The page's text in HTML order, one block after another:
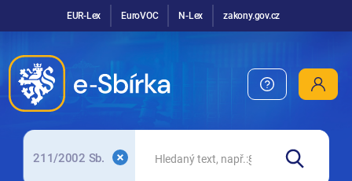
EUR-Lex EuroVOC N-Lex zakony.gov.cz
211/2002 Sb.